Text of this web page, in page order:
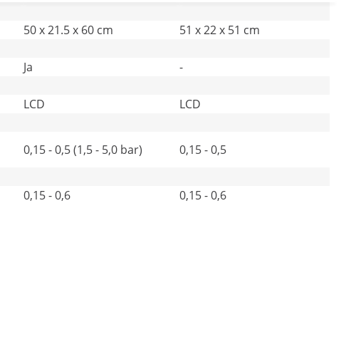
50 x 21.5 x 60 cm
51 x 22 x 51 cm
Ja
-
LCD
LCD
0,15 - 0,5 (1,5 - 5,0 bar)
0,15 - 0,5
0,15 - 0,6
0,15 - 0,6